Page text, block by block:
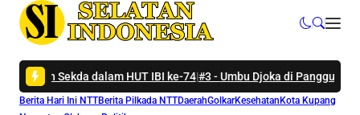
dalam HUT IBI ke-74| #3 -Umbu Djoka di Panggung Munas HKTI:
Berita Hari Ini NTTBerita Pilkada NTTDaerahGolkarKesehatan Kota Kupang